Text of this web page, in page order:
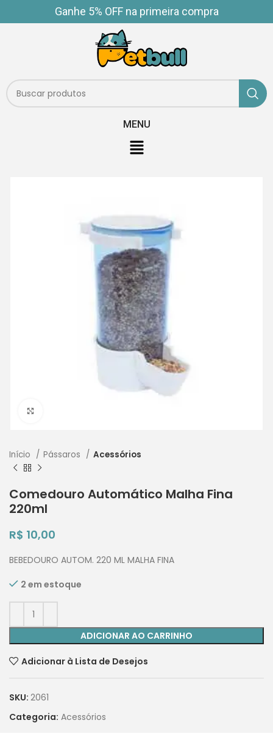
Ganhe 5% OFF na primeira compra
MENU
Início Pássaros Acessórios
Comedouro Automático Malha Fina
220ml
R$ 10,00
BEBEDOURO AUTOM. 220 ML MALHA FINA
2 em estoque
ADICIONAR AO CARRINHO
Adicionar à Lista de Desejos
SKU: 2061
Categoria: Acessórios